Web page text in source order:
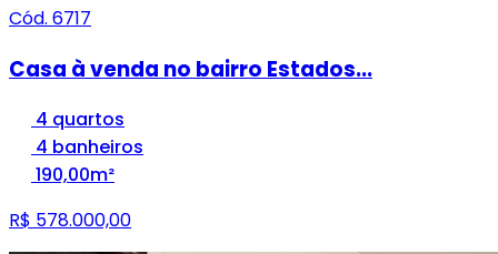
Cód. 6717
Casa à venda no bairro Estados...
4 quartos
4 banheiros
190,00m²
R$ 578.000,00